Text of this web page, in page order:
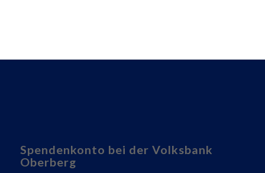
Spendenkonto bei der Volksbank
Oberberg